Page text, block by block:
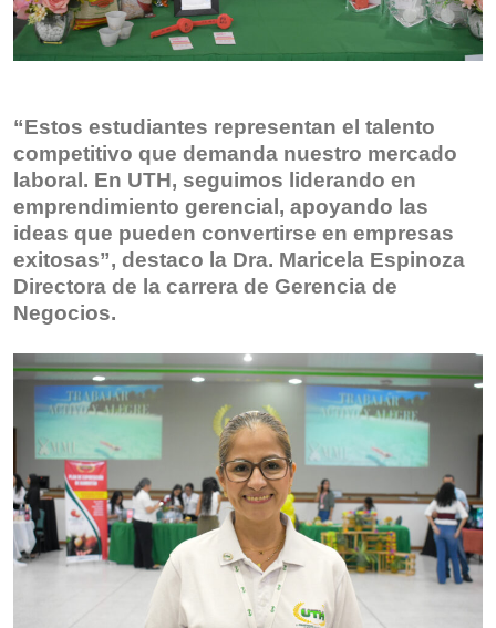
“Estos estudiantes representan el talento
competitivo que demanda nuestro mercado
laboral. En UTH, seguimos liderando en
emprendimiento gerencial, apoyando las
ideas que pueden convertirse en empresas
exitosas”, destaco la Dra. Maricela Espinoza
Directora de la carrera de Gerencia de
Negocios.